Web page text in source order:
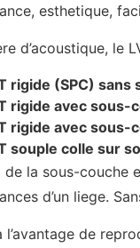
esthetique,
d’acoustique, le
rigide (SPC) sans
rigide avec sous-
rigide avec sous-
souple colle sur
de la sous-couche
d’un liege.
l’avantage de